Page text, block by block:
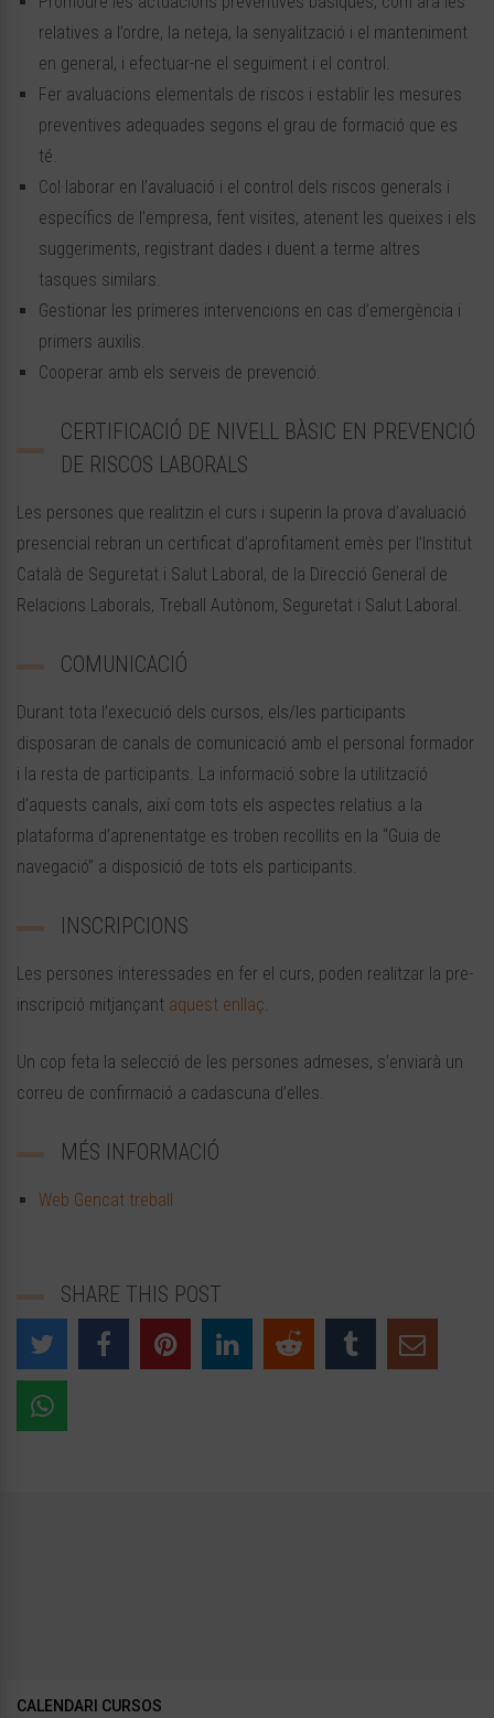
relatives a l’ordre, la neteja, la senyalització i el manteniment
en general, i efectuar-ne el seguiment i el control.
Fer avaluacions elementals de riscos i establir les mesures
preventives adequades segons el grau de formació que es
té.
Col·laborar en l’avaluació i el control dels riscos generals i
específics de l’empresa, fent visites, atenent les queixes i els
suggeriments, registrant dades i duent a terme altres
tasques similars.
Gestionar les primeres intervencions en cas d’emergència i
primers auxilis.
Cooperar amb els serveis de prevenció.
CERTIFICACIÓ DE NIVELL BÀSIC EN PREVENCIÓ
DE RISCOS LABORALS
Les persones que realitzin el curs i superin la prova d’avaluació
presencial rebran un certificat d’aprofitament emès per l’Institut
Català de Seguretat i Salut Laboral, de la Direcció General de
Relacions Laborals, Treball Autònom, Seguretat i Salut Laboral.
COMUNICACIÓ
Durant tota l’execució dels cursos, els/les participants
disposaran de canals de comunicació amb el personal formador
i la resta de participants. La informació sobre la utilització
d’aquests canals, així com tots els aspectes relatius a la
plataforma d’aprenentatge es troben recollits en la “Guia de
navegació” a disposició de tots els participants.
INSCRIPCIONS
Les persones interessades en fer el curs, poden realitzar la pre-
inscripció mitjançant aquest enllaç.
Un cop feta la selecció de les persones admeses, s’enviarà un
correu de confirmació a cadascuna d’elles.
MÉS INFORMACIÓ
Web Gencat treball
SHARE THIS POST
CALENDARI CURSOS